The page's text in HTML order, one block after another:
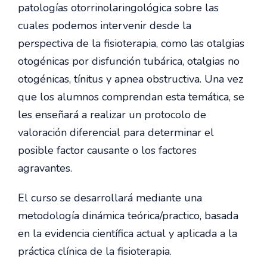
patologías otorrinolaringológica sobre las
cuales podemos intervenir desde la
perspectiva de la fisioterapia, como las otalgias
otogénicas por disfunción tubárica, otalgias no
otogénicas, tínitus y apnea obstructiva. Una vez
que los alumnos comprendan esta temática, se
les enseñará a realizar un protocolo de
valoración diferencial para determinar el
posible factor causante o los factores
agravantes.
El curso se desarrollará mediante una
metodología dinámica teórica/practico, basada
en la evidencia científica actual y aplicada a la
práctica clínica de la fisioterapia.